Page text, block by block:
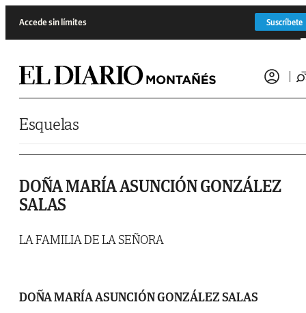
Accede sin límites Suscríbete
Esquelas
DOÑA MARÍA ASUNCIÓN GONZÁLEZ
SALAS
LA FAMILIA DE LA SEÑORA
DOÑA MARÍA ASUNCIÓN GONZÁLEZ SALAS